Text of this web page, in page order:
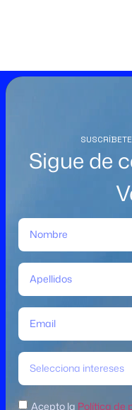
Sigue de
Selecciona intereses
Acepto la Política de